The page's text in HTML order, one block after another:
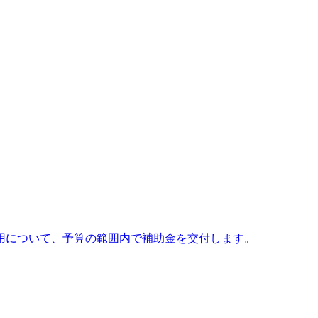
ついて、予算の範囲内で補助金を交付します。